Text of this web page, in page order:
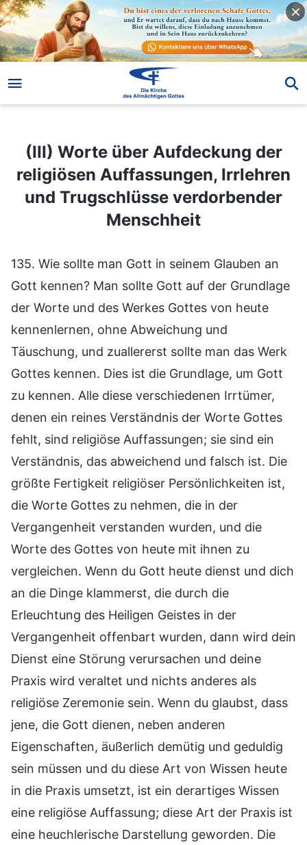
(III) Worte über Aufdeckung der
religiösen Auffassungen, Irrlehren
und Trugschlüsse verdorbender
Menschheit
135. Wie sollte man Gott in seinem Glauben an
Gott kennen? Man sollte Gott auf der Grundlage
der Worte und des Werkes Gottes von heute
kennenlernen, ohne Abweichung und
Täuschung, und zuallererst sollte man das Werk
Gottes kennen. Dies ist die Grundlage, um Gott
zu kennen. Alle diese verschiedenen Irrtümer,
denen ein reines Verständnis der Worte Gottes
fehlt, sind religiöse Auffassungen; sie sind ein
Verständnis, das abweichend und falsch ist. Die
größte Fertigkeit religiöser Persönlichkeiten ist,
die Worte Gottes zu nehmen, die in der
Vergangenheit verstanden wurden, und die
Worte des Gottes von heute mit ihnen zu
vergleichen. Wenn du Gott heute dienst und dich
an die Dinge klammerst, die durch die
Erleuchtung des Heiligen Geistes in der
Vergangenheit offenbart wurden, dann wird dein
Dienst eine Störung verursachen und deine
Praxis wird veraltet und nichts anderes als
religiöse Zeremonie sein. Wenn du glaubst, dass
jene, die Gott dienen, neben anderen
Eigenschaften, äußerlich demütig und geduldig
sein müssen und du diese Art von Wissen heute
in die Praxis umsetzt, ist ein derartiges Wissen
eine religiöse Auffassung; diese Art der Praxis ist
eine heuchlerische Darstellung geworden. Die